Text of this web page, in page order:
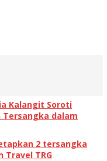
Kalangit Soroti
Tersangka dalam
2 tersangka
Travel TRG